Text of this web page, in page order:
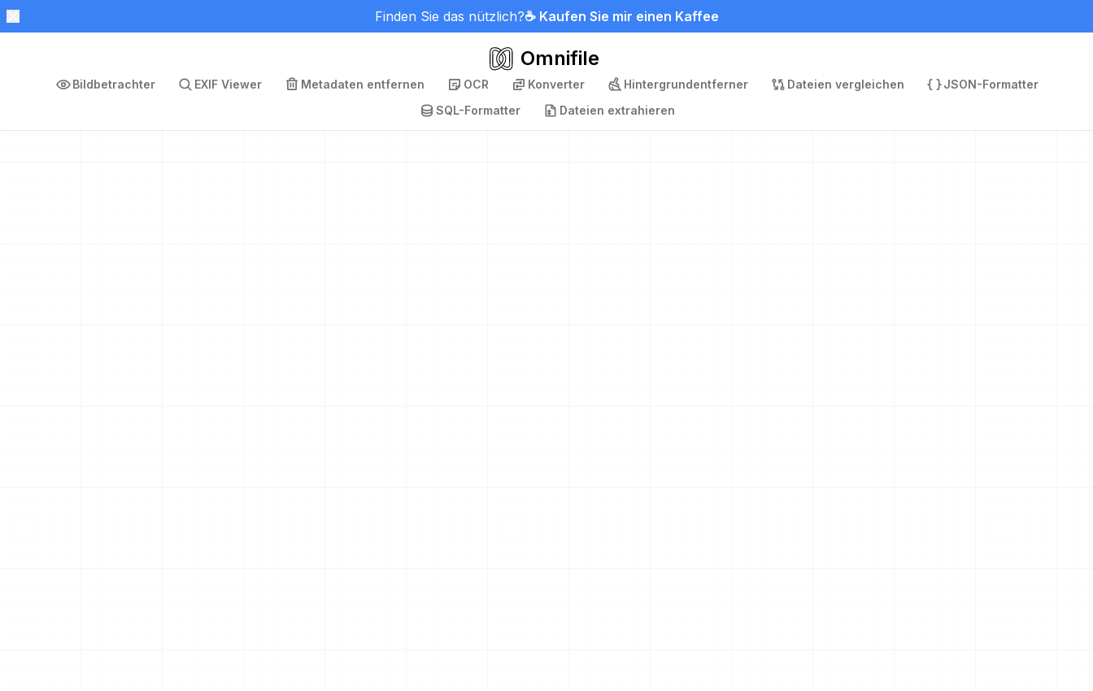
Finden Sie das nützlich?☕ Kaufen Sie mir einen Kaffee
Omnifile
Bildbetrachter EXIF Viewer Metadaten entfernen OCR Konverter Hintergrundentferner Dateien vergleichen
JSON-Formatter
SQL-Formatter
Dateien extrahieren